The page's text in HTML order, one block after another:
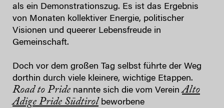
als ein Demonstrationszug. Es ist das Ergebnis
von Monaten kollektiver Energie, politischer
Visionen und queerer Lebensfreude in
Gemeinschaft.
Doch vor dem großen Tag selbst führte der Weg
dorthin durch viele kleinere, wichtige Etappen.
Road to Pride nannte sich die vom VereinAlto
Adige Pride Südtirol beworbene